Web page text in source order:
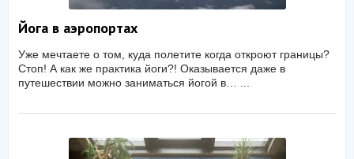
Йога в аэропортах
Уже мечтаете о том, куда полетите когда откроют границы?
Стоп! А как же практика йоги?! Оказывается даже в
путешествии можно заниматься йогой в… ...